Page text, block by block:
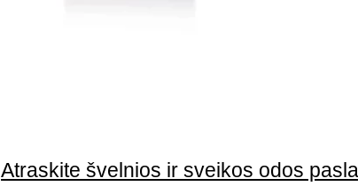
Atraskite švelnios ir sveikos odos